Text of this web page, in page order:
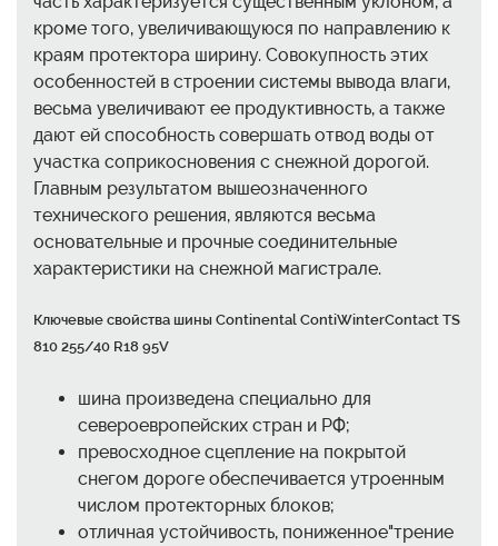
кроме того, увеличивающуюся по направлению к
краям протектора ширину. Совокупность этих
особенностей в строении системы вывода влаги,
весьма увеличивают ее продуктивность, а также
дают ей способность совершать отвод воды от
участка соприкосновения с снежной дорогой.
Главным результатом вышеозначенного
технического решения, являются весьма
основательные и прочные соединительные
характеристики на снежной магистрале.
Ключевые свойства шины Continental ContiWinterContact TS
810 255/40 R18 95V
шина произведена специально для
североевропейских стран и РФ;
превосходное сцепление на покрытой
снегом дороге обеспечивается утроенным
числом протекторных блоков;
отличная устойчивость, пониженное"трение